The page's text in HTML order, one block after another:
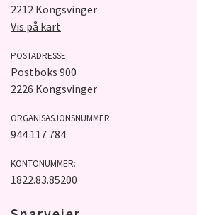
2212 Kongsvinger
Vis på kart
POSTADRESSE:
Postboks 900
2226 Kongsvinger
ORGANISASJONSNUMMER:
944 117 784
KONTONUMMER:
1822.83.85200